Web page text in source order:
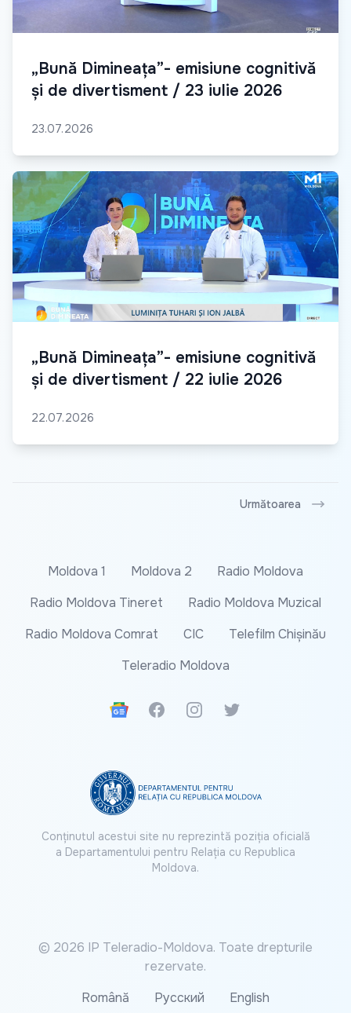
„Bună Dimineața”- emisiune cognitivă
și de divertisment / 23 iulie 2026
23.07.2026
„Bună Dimineața”- emisiune cognitivă
și de divertisment / 22 iulie 2026
22.07.2026
Următoarea
Moldova 1 Moldova 2
Radio Moldova
Radio Moldova Tineret
Radio Moldova Muzical
Radio Moldova Comrat
CIC
Telefilm Chișinău
Teleradio Moldova
Google News
FacebookInstagramTwitter
Conținutul acestui site nu reprezintă poziția oficială
a Departamentului pentru Relația cu Republica
Moldova.
© 2026 IP Teleradio-Moldova. Toate drepturile
rezervate.
Română
Русский English